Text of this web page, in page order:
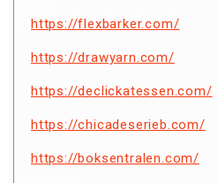
https://flexbarker.com/
https://drawyarn.com/
https://declickatessen.com/
https://chicadeserieb.com/
https://boksentralen.com/